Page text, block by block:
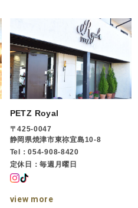
PETZ Royal
〒425-0047
静岡県焼津市東祢宜島10-8
Tel：054-908-8420
定休日：毎週月曜日
view more